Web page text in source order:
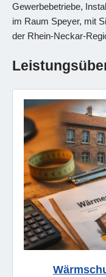
Gewerbebetriebe,
im Raum Speyer, mit
der Rhein-Neckar-